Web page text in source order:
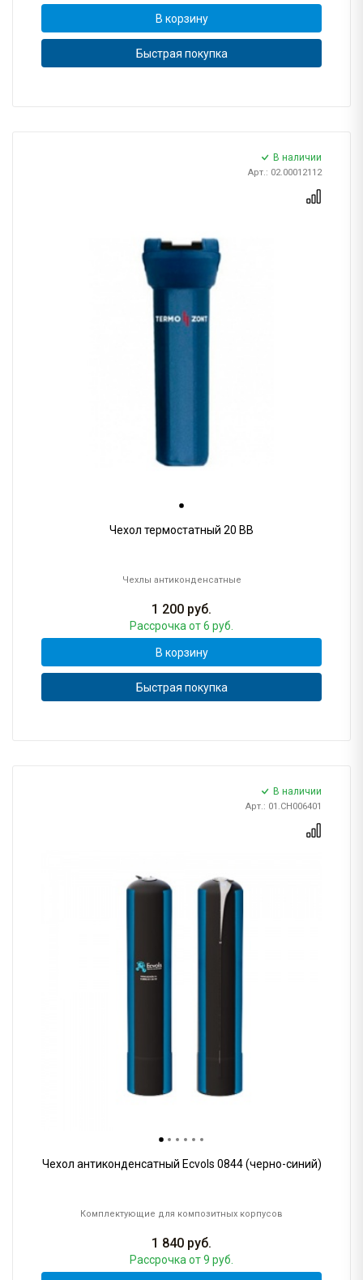
В корзину
Быстрая покупка
В наличии
Арт.: 02.00012112
Чехол термостатный 20 BB
Чехлы антиконденсатные
1 200 руб.
Рассрочка от 6 руб.
В корзину
Быстрая покупка
В наличии
Арт.: 01.CH006401
Чехол антиконденсатный Ecvols 0844 (черно-синий)
Комплектующие для композитных корпусов
1 840 руб.
Рассрочка от 9 руб.